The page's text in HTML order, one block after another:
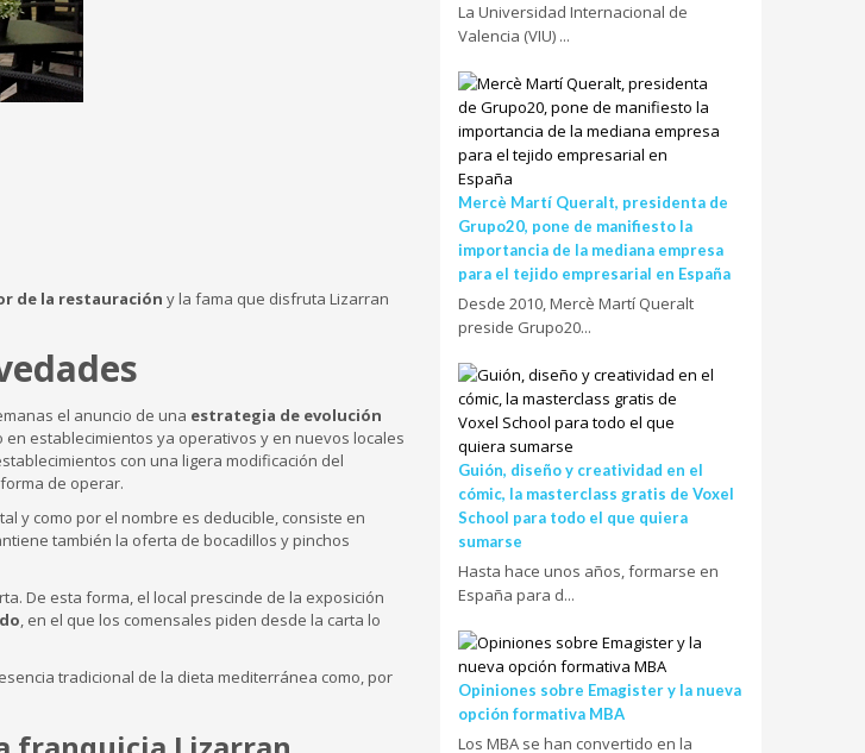
de la restauración y la fama que disfruta Lizarran
el anuncio de una estrategia de evolución
establecimientos ya operativos y en nuevos locales
con una ligera modificación del
de operar.
y como por el nombre es deducible, consiste en
también la oferta de bocadillos y pinchos
De esta forma, el local prescinde de la exposición
, en el que los comensales piden desde la carta lo
tradicional de la dieta mediterránea como, por
La Universidad Internacional de
Valencia (VIU) ...
Mercè Martí Queralt, presidenta de
Grupo20, pone de manifiesto la
importancia de la mediana empresa
para el tejido empresarial en España
Desde 2010, Mercè Martí Queralt
preside Grupo20...
Guión, diseño y creatividad en el
cómic, la masterclass gratis de Voxel
School para todo el que quiera
sumarse
Hasta hace unos años, formarse en
España para d...
Opiniones sobre Emagister y la nueva
opción formativa MBA
Los MBA se han convertido en la